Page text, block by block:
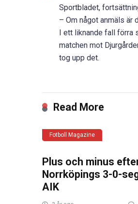
Sportbladet,
– Om något anmäls är
I ett liknande fall förra
matchen mot
tog upp det.
Read More
Fotboll Magazine
Plus och minus
Norrköpings 3-0-
AIK